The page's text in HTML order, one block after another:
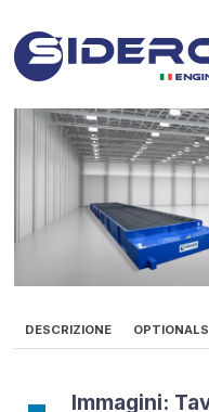
DESCRIZIONE OPTIONALS
Immagini: